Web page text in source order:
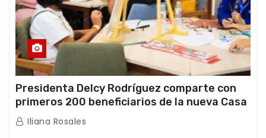
Presidenta Delcy Rodríguez comparte con
primeros 200 beneficiarios de la nueva Casa
de los Abuelos “La Primavera” en Caracas
Iliana Rosales